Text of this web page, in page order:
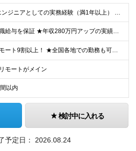
■ITエンジニアとしての実務経験（満1年以上） ■学歴不問 ★年収を上げたい ★フルリモートで働きたい ★上流工程に携わりたい ★自社サービスをつくってみたい など これまでの経験を活かして環境を変
★前職給与を保証 ★年収280万円アップの実績あり ★想定年収：489万6,000円～979万2,000円 ※案件単価により上振れあり ■月給40万8,000円～81万6,000円 ※経験・能力に合
★リモート9割以上！ ★全国各地での勤務も可！地方在住の方も大歓迎です◎ ■各プロジェクト先にて勤務 ※プロジェクトは本人の希望を考慮し相談の上で決定 ※転居を伴う転勤なし 【本社】 東京都品川区
モートがメイン
以内
検討中に入れる
予定日： 2026.08.24